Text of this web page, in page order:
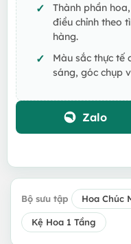
Thành phần
điều chỉnh theo
hàng.
Màu sắc thực tế
sáng, góc chụp
Zalo
Bộ sưu tập Hoa Chúc
Kệ Hoa 1 Tầng